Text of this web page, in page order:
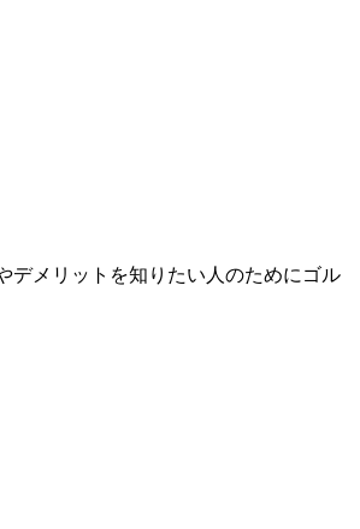
デメリットを知りたい人のためにゴル